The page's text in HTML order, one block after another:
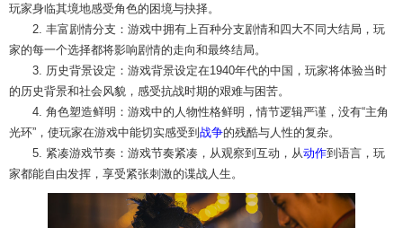
玩家身临其境地感受角色的困境与抉择。
2. 丰富剧情分支：游戏中拥有上百种分支剧情和四大不同大结局，玩
家的每一个选择都将影响剧情的走向和最终结局。
3. 历史背景设定：游戏背景设定在1940年代的中国，玩家将体验当时
的历史背景和社会风貌，感受抗战时期的艰难与困苦。
4. 角色塑造鲜明：游戏中的人物性格鲜明，情节逻辑严谨，没有“主角
光环”，使玩家在游戏中能切实感受到 战争的残酷与人性的复杂。
5. 紧凑游戏节奏：游戏节奏紧凑，从观察到互动，从动作到语言，玩
家都能自由发挥，享受紧张刺激的谍战人生。